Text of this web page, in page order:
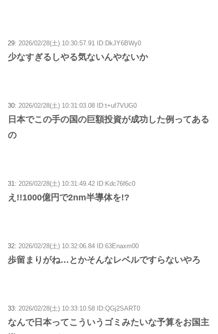
29: 2026/02/28(土) 10:30:57.91 ID:DkJY6BWy0
少なすぎるしやる気ないんやないか
30: 2026/02/28(土) 10:31:03.08 ID:t+uf7VUG0
日本でこの手の国の巨額投資が成功した例ってある
の
31: 2026/02/28(土) 10:31:49.42 ID:Kdc76f6c0
え!!1000億円で2nm半導体を!?
32: 2026/02/28(土) 10:32:06.84 ID:63Enaxm00
歩留まりがね…とかそんなレベルですらないやろ
33: 2026/02/28(土) 10:33:10.58 ID:QGj2SART0
なんで日本ってこういうゴミみたいな予算をお国主